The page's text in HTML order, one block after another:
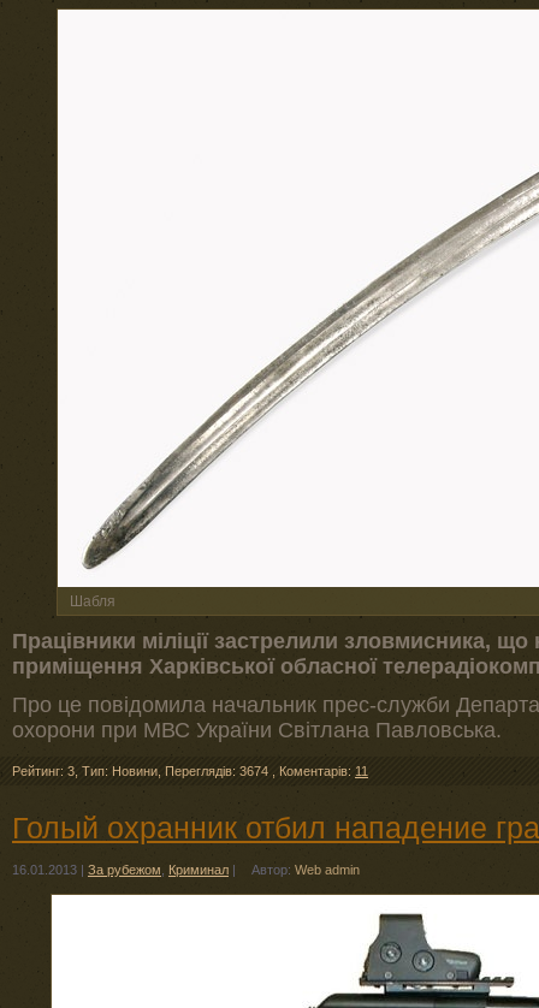
Шабля
Працівники міліції застрелили зловмисника,
приміщення Харківської обласної
Про це повідомила начальник прес-служби
охорони при МВС України Світлана Павловська.
Рейтинг: 3 Тип: Новини Переглядів: 3674 Коментарів: 11
Голый охранник отбил нападение
16.01.2013 За рубежом Криминал Автор: Web admin